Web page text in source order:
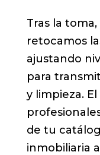
Tras la
retocamos
ajustando
para
y limpieza.
de tu
inmobiliaria